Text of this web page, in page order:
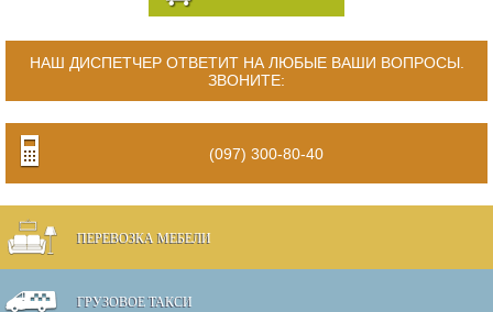
НАШ ДИСПЕТЧЕР ОТВЕТИТ НА ЛЮБЫЕ ВАШИ ВОПРОСЫ.
ЗВОНИТЕ:
(097) 300-80-40
ПЕРЕВОЗКА МЕБЕЛИ
ГРУЗОВОЕ ТАКСИ